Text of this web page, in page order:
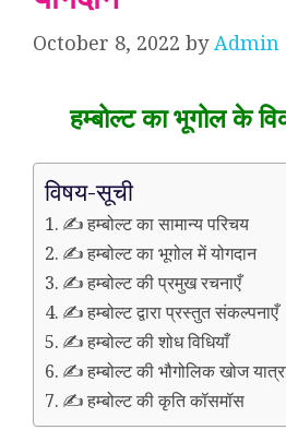
October 8, 2022 byAdmin
हम्बोल्ट का भूगोल के
विषय-सूची
✍️ हम्बोल्ट का सामान्य परिचय
✍️ हम्बोल्ट का भूगोल में योगदान
✍️ हम्बोल्ट की प्रमुख रचनाएँ
✍️ हम्बोल्ट द्वारा प्रस्तुत संकल्पनाएँ
✍️ हम्बोल्ट की शोध विधियाँ
✍️ हम्बोल्ट की भौगोलिक खोज
✍️ हम्बोल्ट की कृति कॉसमॉस